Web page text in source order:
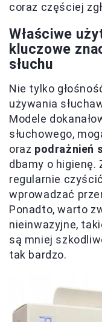
coraz częściej
Właściwe
kluczowe
słuchu
Nie tylko
używania
Modele
słuchowego,
oraz podrażnień
dbamy o higienę.
regularnie
wprowadzać
Ponadto, warto
nieinwazyjne,
są mniej
tak bardzo.